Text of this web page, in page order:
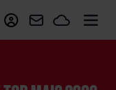
Minu ZoneWebmail